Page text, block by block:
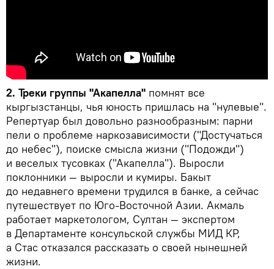
2. Треки группы "Акапелла" помнят все
кыргызстанцы, чья юность пришлась на "нулевые".
Репертуар был довольно разнообразным: парни
пели о проблеме наркозависимости ("Достучаться
до небес"), поиске смысла жизни ("Подожди")
и веселых тусовках ("Акапелла"). Выросли
поклонники — выросли и кумиры. Бакыт
до недавнего времени трудился в банке, а сейчас
путешествует по Юго-Восточной Азии. Акмаль
работает маркетологом, Султан — экспертом
в Департаменте консульской службы МИД КР,
а Стас отказался рассказать о своей нынешней
жизни.